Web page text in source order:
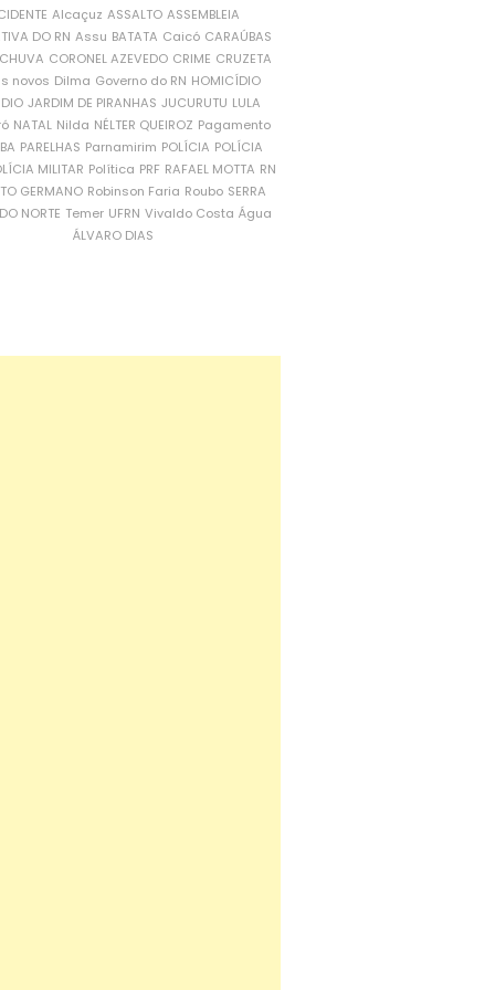
Alcaçuz ASSALTO ASSEMBLEIA
DO RN Assu BATATA Caicó CARAÚBAS
CORONEL AZEVEDO CRIME CRUZETA
novos Dilma Governo do RN HOMICÍDIO
JARDIM DE PIRANHAS JUCURUTU LULA
NATAL Nilda NÉLTER QUEIROZ Pagamento
PARELHAS Parnamirim POLÍCIA POLÍCIA
MILITAR Política PRF RAFAEL MOTTA RN
GERMANO Robinson Faria Roubo SERRA
NORTE Temer UFRN Vivaldo Costa Água
ÁLVARO DIAS